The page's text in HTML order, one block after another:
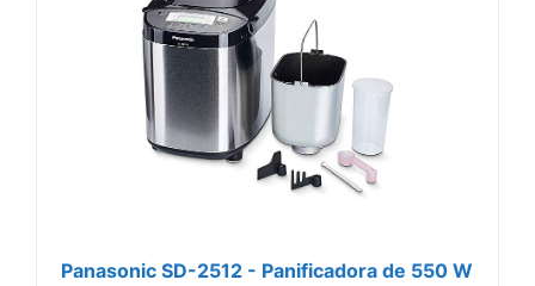
Panasonic SD-2512 - Panificadora de 550 W